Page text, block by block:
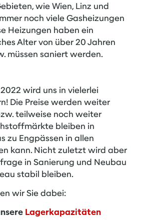
wie Wien, Linz und
noch viele Gasheizungen
Heizungen haben ein
Alter von über 20 Jahren
müssen saniert werden.
wird uns in vielerlei
Die Preise werden weiter
teilweise noch weiter
bleiben in
zu Engpässen in allen
kann. Nicht zuletzt wird aber
in Sanierung und Neubau
stabil bleiben.
wir Sie dabei:
Lagerkapazitäten